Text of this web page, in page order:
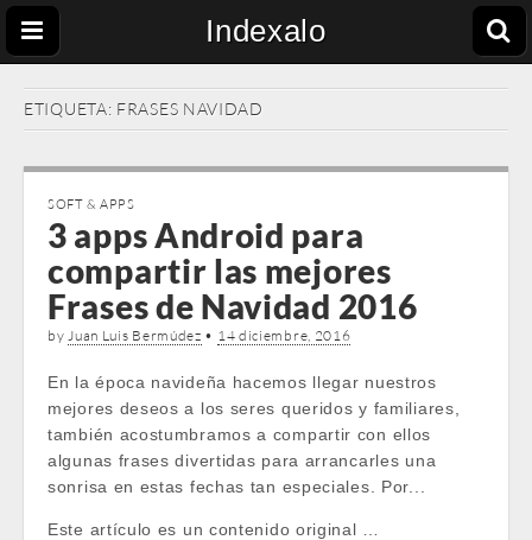
Indexalo
ETIQUETA: FRASES NAVIDAD
SOFT & APPS
3 apps Android para
compartir las mejores
Frases de Navidad 2016
byJuan Luis Bermúdez • 14 diciembre, 2016
En la época navideña hacemos llegar nuestros
mejores deseos a los seres queridos y familiares,
también acostumbramos a compartir con ellos
algunas frases divertidas para arrancarles una
sonrisa en estas fechas tan especiales. Por...
Este artículo es un contenido original …